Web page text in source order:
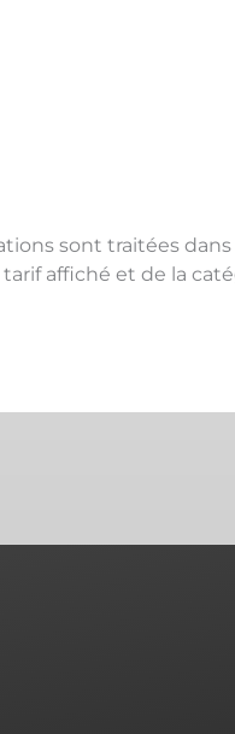
sont traitées dans
affiché et de la